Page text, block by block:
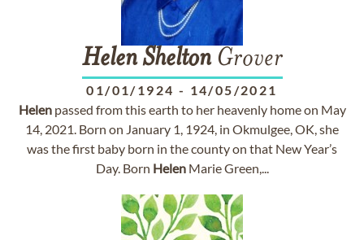
Helen SheltonGrover
01/01/1924 - 14/05/2021
Helenpassed from this earth to her heavenly home on May
14, 2021. Born on January 1, 1924, in Okmulgee, OK, she
was the first baby born in the county on that New Year’s
Day. Born HelenMarie Green,...